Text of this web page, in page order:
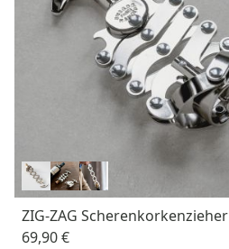
ZIG-ZAG Scherenkorkenzieher
69,90 €